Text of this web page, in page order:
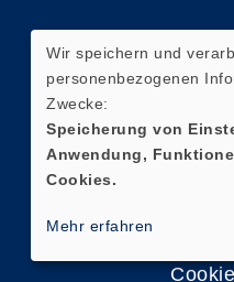
Wir speichern und
personenbezogenen
Zwecke:
Speicherung von
Anwendung,
Cookies.
Mehr erfahren